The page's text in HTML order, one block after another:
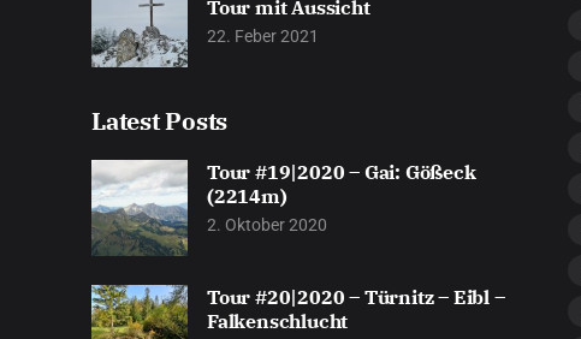
Tour mit Aussicht
22. Feber 2021
Latest Posts
Tour #19|2020 – Gai: Gößeck
(2214m)
2. Oktober 2020
Tour #20|2020 – Türnitz – Eibl –
Falkenschlucht